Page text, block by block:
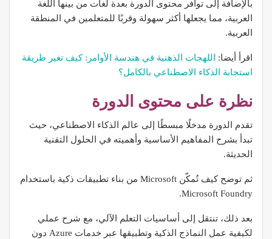
بالإضافة إلى توافر محتوى الدورة بعدة لغات من بينها اللغة
العربية، مما يجعلها أكثر سهولة وقربًا للمتعلمين في المنطقة
العربية.
اقرأ أيضا:
اللهجات الذهنية في هندسة الأوامر: كيف تغير طريقة
استجابة الذكاء الاصطناعي بالكامل؟
نظرة على محتوى الدورة
تقدم الدورة مدخلًا مبسطًا إلى عالم الذكاء الاصطناعي، حيث
تبدأ بشرح المفاهيم الأساسية وأهميته في الحلول التقنية
الحديثة.
ثم توضح كيف تُمكّن Microsoft من بناء تطبيقات ذكية باستخدام
Microsoft Foundry.
بعد ذلك، تنتقل إلى أساسيات التعلم الآلي، مع شرح عملي
لكيفية عمل النماذج الذكية وتطبيقها عبر خدمات Azure دون